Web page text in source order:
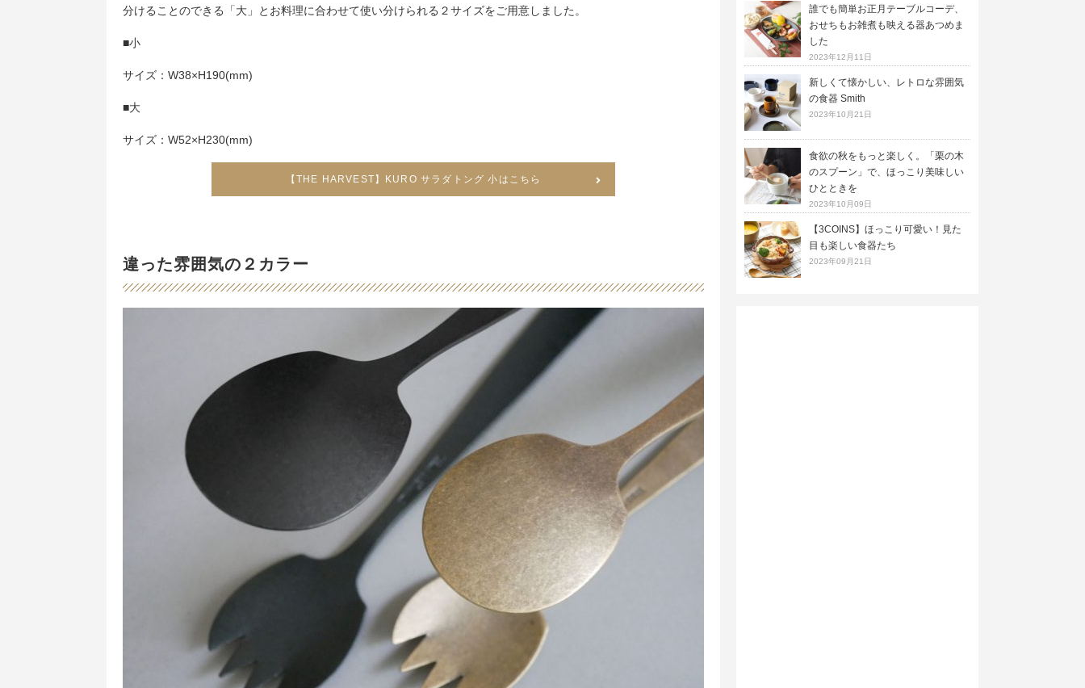
分けることのできる「大」とお料理に合わせて使い分けられる２サイズをご用意しました。
■小
サイズ：W38×H190(mm)
■大
サイズ：W52×H230(mm)
【THE HARVEST】KURO サラダトング 小はこちら
違った雰囲気の２カラー
誰でも簡単お正月テーブルコーデ、
おせちもお雑煮も映える器あつめま
した
2023年12月11日
新しくて懐かしい、レトロな雰囲気
の食器 Smith
2023年10月21日
食欲の秋をもっと楽しく。「栗の木
のスプーン」で、ほっこり美味しい
ひとときを
2023年10月09日
【3COINS】ほっこり可愛い！見た
目も楽しい食器たち
2023年09月21日